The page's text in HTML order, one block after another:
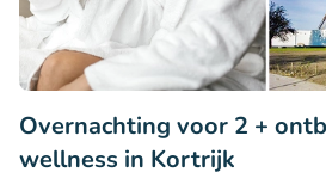
Overnachting voor 2 +
wellness in Kortrijk